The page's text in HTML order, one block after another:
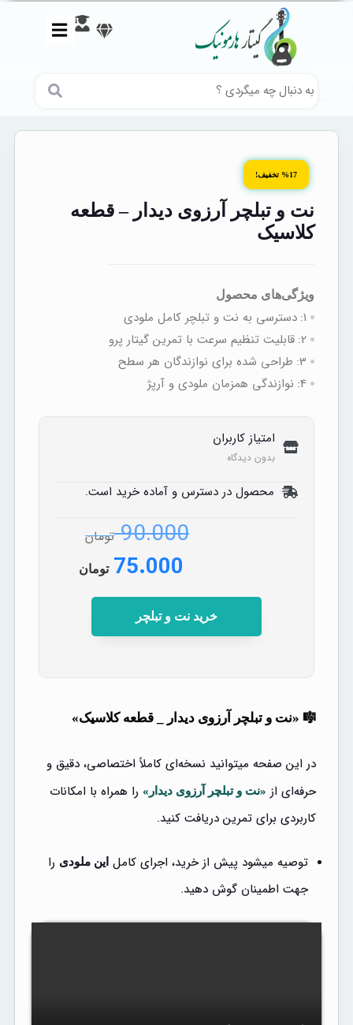
%17 تخفیف!
نت و تبلچر آرزوی دیدار – قطعه
کلاسیک
ویژگی‌های محصول
1: دسترسی به نت‌ و تبلچر کامل ملودی
2: قابلیت تنظیم سرعت با تمرین گیتار پرو
3: طراحی شده برای نوازندگان هر سطح
4: نوازندگی همزمان ملودی و آرپژ
امتیاز کاربران
بدون دیدگاه
محصول در دسترس و آماده خرید است.
90.000 تومان
75.000 تومان
خرید نت و تبلچر
🎼 «نت و تبلچر آرزوی دیدار _ قطعه کلاسیک»
در این صفحه میتوانید نسخه‌ای کاملاً اختصاصی، دقیق و
حرفه‌ای از «نت و تبلچر آرزوی دیدار»را همراه با امکانات
کاربردی برای تمرین دریافت کنید.
توصیه میشود پیش از خرید، اجرای کامل این ملودی را
جهت اطمینان گوش دهید.